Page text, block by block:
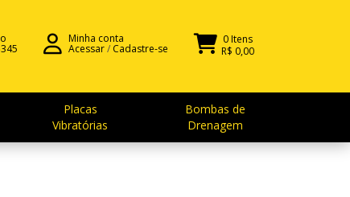
Minha conta
Acessar/ Cadastre-se
0 Itens
R$ 0,00
Placas
Vibratórias
Bombas de
Drenagem